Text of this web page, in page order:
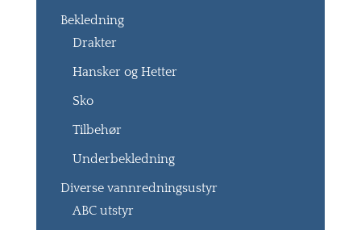
Bekledning
Drakter
Hansker og Hetter
Sko
Tilbehør
Underbekledning
Diverse vannredningsustyr
ABC utstyr